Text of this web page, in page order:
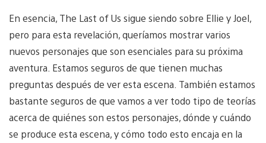
En esencia, The Last of Us sigue siendo sobre Ellie y Joel,
pero para esta revelación, queríamos mostrar varios
nuevos personajes que son esenciales para su próxima
aventura. Estamos seguros de que tienen muchas
preguntas después de ver esta escena. También estamos
bastante seguros de que vamos a ver todo tipo de teorías
acerca de quiénes son estos personajes, dónde y cuándo
se produce esta escena, y cómo todo esto encaja en la